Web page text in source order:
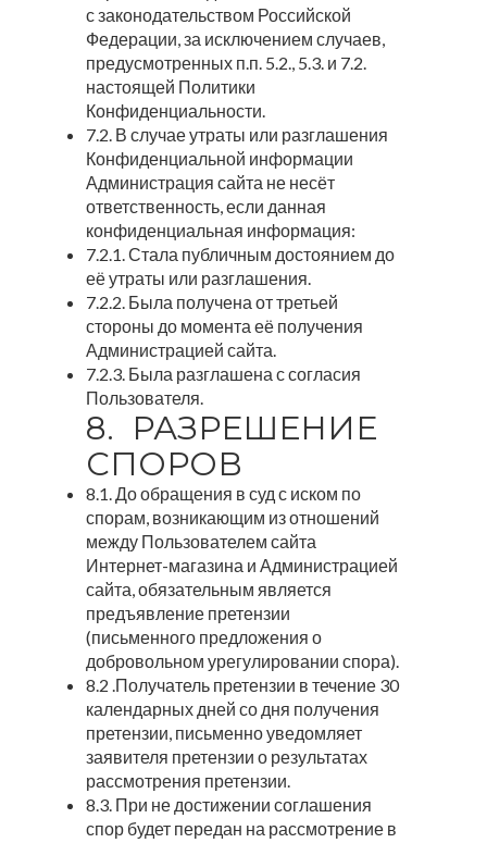
с законодательством Российской
Федерации, за исключением случаев,
предусмотренных п.п. 5.2., 5.3. и 7.2.
настоящей Политики
Конфиденциальности.
7.2. В случае утраты или разглашения
Конфиденциальной информации
Администрация сайта не несёт
ответственность, если данная
конфиденциальная информация:
7.2.1. Стала публичным достоянием до
её утраты или разглашения.
7.2.2. Была получена от третьей
стороны до момента её получения
Администрацией сайта.
7.2.3. Была разглашена с согласия
Пользователя.
8. РАЗРЕШЕНИЕ
СПОРОВ
8.1. До обращения в суд с иском по
спорам, возникающим из отношений
между Пользователем сайта
Интернет-магазина и Администрацией
сайта, обязательным является
предъявление претензии
(письменного предложения о
добровольном урегулировании спора).
8.2 .Получатель претензии в течение 30
календарных дней со дня получения
претензии, письменно уведомляет
заявителя претензии о результатах
рассмотрения претензии.
8.3. При не достижении соглашения
спор будет передан на рассмотрение в